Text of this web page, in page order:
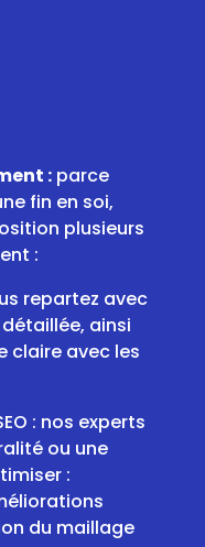
:parce
fin en soi,
plusieurs
:
repartez avec
ainsi
claire avec les
: nos experts
ou une
:
du maillage